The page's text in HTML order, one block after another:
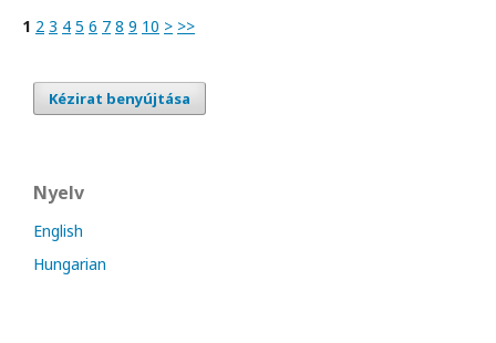
1 2 3 4 5 6 7 8 9 10 > >>
Kézirat benyújtása
Nyelv
English
Hungarian